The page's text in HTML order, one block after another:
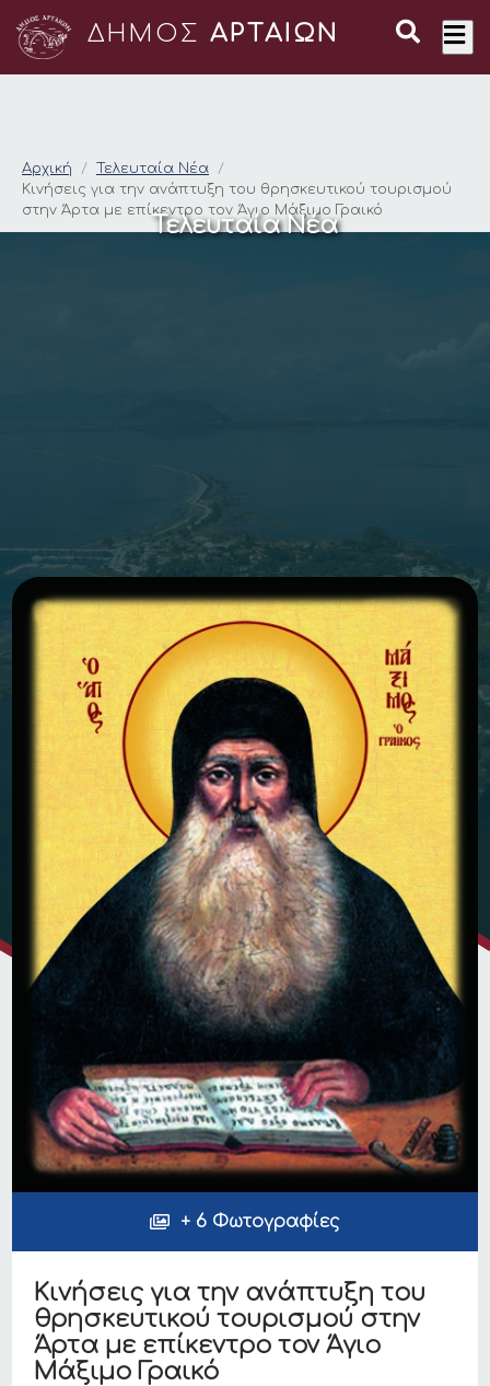
ΔΗΜΟΣ ΑΡΤΑΙΩΝ
Κινήσεις για την
Αρχική
Τελευταία Νέα
Κινήσεις για την ανάπτυξη του θρησκευτικού τουρισμού
στην Άρτα με επίκεντρο τον Άγιο Μάξιμο Γραικό
Τελευταία Νέα
+ 6 Φωτογραφίες
Κινήσεις για την ανάπτυξη του
θρησκευτικού τουρισμού στην
Άρτα με επίκεντρο τον Άγιο
Μάξιμο Γραικό